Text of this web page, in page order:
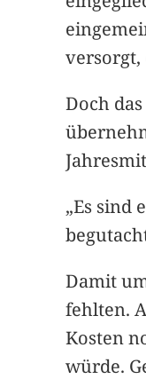
versorgt,
Doch
„Es sind
Damit
fehlten.
Kosten
würde.